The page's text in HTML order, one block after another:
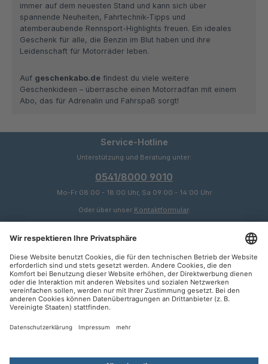
immer auf dem neuesten Stand und kann sich über
spannende Neuheiten, Fahrtechnik-Tipps und
atemberaubende Rennsport-Highlights freuen. Ein ideales
Geschenk für alle, die Benzin im Blut haben und ihre
Leidenschaft für Motorräder leben.
Auf geschenkabo.defindest du viele weitere
Geschenkideen – überrasche einen Motorradfan mit einem
Abo, das für Adrenalin und Fahrspaß sorgt!
Service-Hotline
Unterstützung und Beratung unter:
0541/8000 9010
Mo-Fr 08:00 - 18:00 Uhr, Sa 09:00 - 14:00 Uhr
Oder über unser Kontaktformular.
Informationen
Zahlungsarten